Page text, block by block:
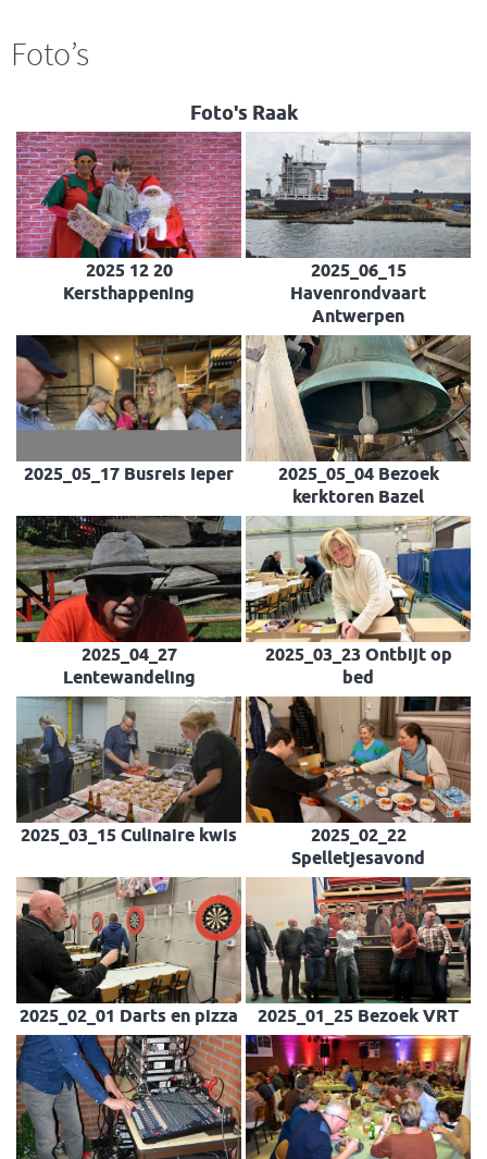
Foto’s
Foto's Raak
2025 12 20
Kersthappening
2025_06_15
Havenrondvaart
Antwerpen
2025_05_17 Busreis Ieper
2025_05_04 Bezoek
kerktoren Bazel
2025_04_27
Lentewandeling
2025_03_23 Ontbijt op
bed
2025_03_15 Culinaire kwis
2025_02_22
Spelletjesavond
2025_02_01 Darts en pizza 2025_01_25 Bezoek VRT